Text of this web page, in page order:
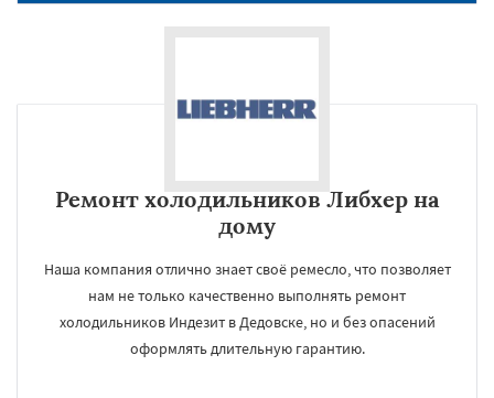
Ремонт холодильников Либхер на
дому
Наша компания отлично знает своё ремесло, что позволяет
нам не только качественно выполнять ремонт
холодильников Индезит в Дедовске, но и без опасений
оформлять длительную гарантию.